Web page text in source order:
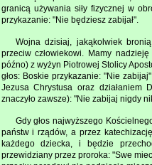
granicą używania siły fizycznej w
przykazanie: "Nie będziesz zabijał".
Wojna dzisiaj, jakąkolwiek
przeciw człowiekowi. Mamy
późno) z wyżyn Piotrowej Stolicy
głos: Boskie przykazanie: "Nie
Jezusa Chrystusa oraz działaniem
znaczyło zawsze): "Nie zabijaj nigdy
Gdy głos najwyższego
państw i rządów, a przez
każdego dziecka, i będzie
przewidziany przez proroka: "Swe